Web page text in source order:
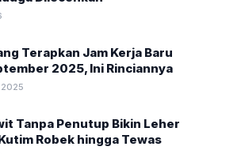
Terapkan Jam Kerja Baru
2025, Ini Rinciannya
Tanpa Penutup Bikin Leher
Robek hingga Tewas